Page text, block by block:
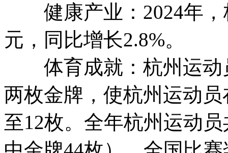
健康产业：2024年，
元，同比增长2.8%。
体育成就：杭州运动
两枚金牌，使杭州运动
至12枚。全年杭州运动